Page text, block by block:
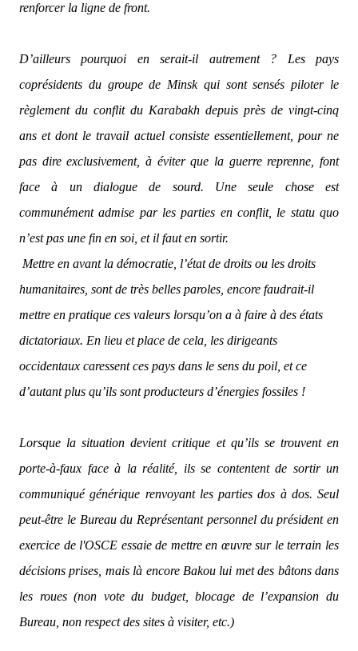
renforcer la ligne de front.
D’ailleurs pourquoi en serait-il autrement ? Les pays
coprésidents du groupe de Minsk qui sont sensés piloter le
règlement du conflit du Karabakh depuis près de vingt-cinq
ans et dont le travail actuel consiste essentiellement, pour ne
pas dire exclusivement, à éviter que la guerre reprenne, font
face à un dialogue de sourd. Une seule chose est
communément admise par les parties en conflit, le statu quo
n’est pas une fin en soi, et il faut en sortir.
Mettre en avant la démocratie, l’état de droits ou les droits
humanitaires, sont de très belles paroles, encore faudrait-il
mettre en pratique ces valeurs lorsqu’on a à faire à des états
dictatoriaux. En lieu et place de cela, les dirigeants
occidentaux caressent ces pays dans le sens du poil, et ce
d’autant plus qu’ils sont producteurs d’énergies fossiles !
Lorsque la situation devient critique et qu’ils se trouvent en
porte-à-faux face à la réalité, ils se contentent de sortir un
communiqué générique renvoyant les parties dos à dos. Seul
peut-être le Bureau du Représentant personnel du président en
exercice de l'OSCE essaie de mettre en œuvre sur le terrain les
décisions prises, mais là encore Bakou lui met des bâtons dans
les roues (non vote du budget, blocage de l’expansion du
Bureau, non respect des sites à visiter, etc.)